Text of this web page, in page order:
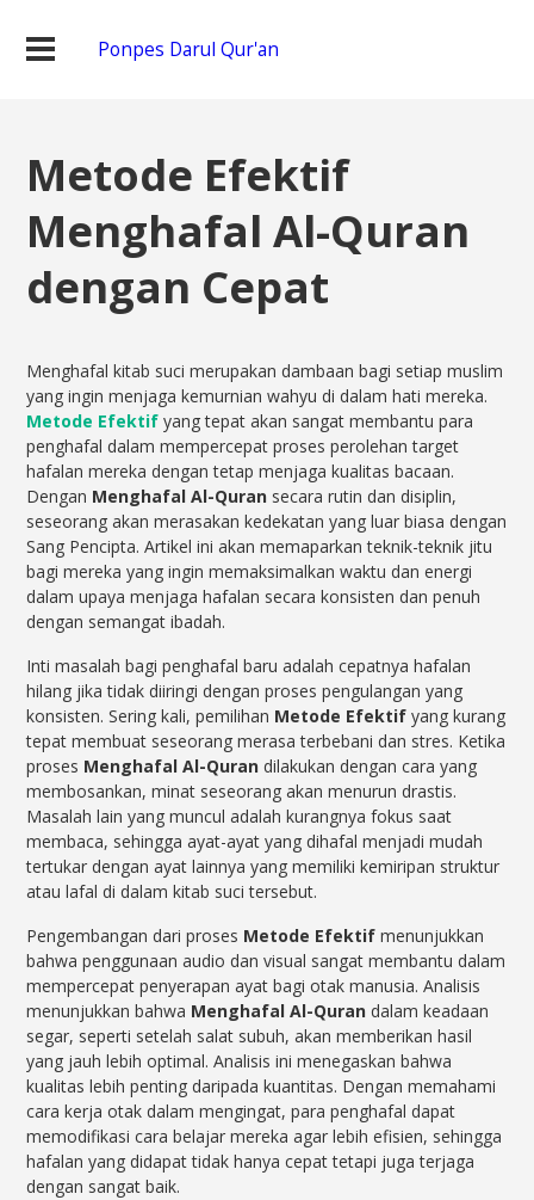
Ponpes Darul Qur'an
Metode Efektif
Menghafal Al-Quran
dengan Cepat
Menghafal kitab suci merupakan dambaan bagi setiap muslim
yang ingin menjaga kemurnian wahyu di dalam hati mereka.
Metode Efektif yang tepat akan sangat membantu para
penghafal dalam mempercepat proses perolehan target
hafalan mereka dengan tetap menjaga kualitas bacaan.
Dengan Menghafal Al-Quran secara rutin dan disiplin,
seseorang akan merasakan kedekatan yang luar biasa dengan
Sang Pencipta. Artikel ini akan memaparkan teknik-teknik jitu
bagi mereka yang ingin memaksimalkan waktu dan energi
dalam upaya menjaga hafalan secara konsisten dan penuh
dengan semangat ibadah.
Inti masalah bagi penghafal baru adalah cepatnya hafalan
hilang jika tidak diiringi dengan proses pengulangan yang
konsisten. Sering kali, pemilihan Metode Efektif yang kurang
tepat membuat seseorang merasa terbebani dan stres. Ketika
proses Menghafal Al-Quran dilakukan dengan cara yang
membosankan, minat seseorang akan menurun drastis.
Masalah lain yang muncul adalah kurangnya fokus saat
membaca, sehingga ayat-ayat yang dihafal menjadi mudah
tertukar dengan ayat lainnya yang memiliki kemiripan struktur
atau lafal di dalam kitab suci tersebut.
Pengembangan dari proses Metode Efektif menunjukkan
bahwa penggunaan audio dan visual sangat membantu dalam
mempercepat penyerapan ayat bagi otak manusia. Analisis
menunjukkan bahwa Menghafal Al-Quran dalam keadaan
segar, seperti setelah salat subuh, akan memberikan hasil
yang jauh lebih optimal. Analisis ini menegaskan bahwa
kualitas lebih penting daripada kuantitas. Dengan memahami
cara kerja otak dalam mengingat, para penghafal dapat
memodifikasi cara belajar mereka agar lebih efisien, sehingga
hafalan yang didapat tidak hanya cepat tetapi juga terjaga
dengan sangat baik.